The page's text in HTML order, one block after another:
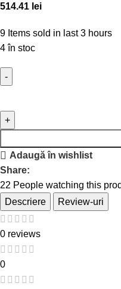
514.41 lei
9 Items sold in last 3 hours
4 în stoc
Adaugă în wishlist
Share:
22 People watching this
Descriere
Review-uri
0 reviews
0